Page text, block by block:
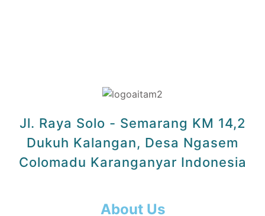
Jl. Raya Solo - Semarang KM 14,2
Dukuh Kalangan, Desa Ngasem
Colomadu Karanganyar Indonesia
About Us